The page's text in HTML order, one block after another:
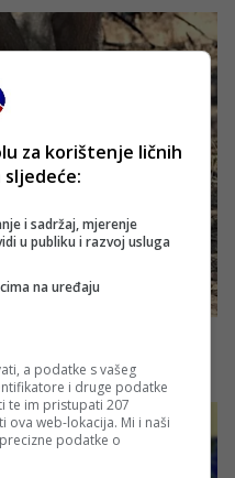
za korištenje ličnih
sljedeće:
i sadržaj, mjerenje
u publiku i razvoj usluga
na uređaju
a podatke s vašeg
i druge podatke
te im pristupati 207
web-lokacija. Mi i naši
podatke o